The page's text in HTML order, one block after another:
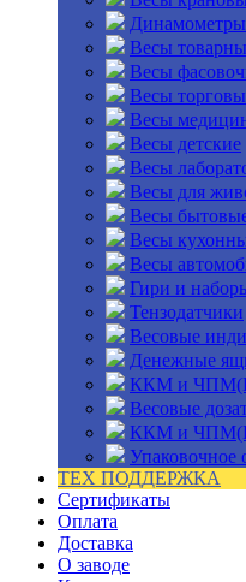
Динамометры
Весы
Весы
Весы
Весы
Весы детские
Весы
Весы для
Весы
Весы
Весы
Гири и
Тензодатчики
Весовые
Денежные
ККМ и
Весовые
ККМ и
Упаковочное
ТЕХ ПОДДЕРЖКА
Сертификаты
Оплата
Доставка
О заводе